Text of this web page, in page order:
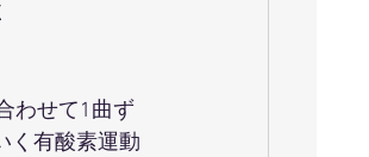
わせて1曲ず
く有酸素運動